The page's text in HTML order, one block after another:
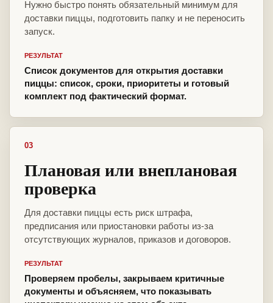
Нужно быстро понять обязательный минимум для
доставки пиццы, подготовить папку и не переносить
запуск.
РЕЗУЛЬТАТ
Список документов для открытия доставки
пиццы: список, сроки, приоритеты и готовый
комплект под фактический формат.
03
Плановая или внеплановая
проверка
Для доставки пиццы есть риск штрафа,
предписания или приостановки работы из-за
отсутствующих журналов, приказов и договоров.
РЕЗУЛЬТАТ
Проверяем пробелы, закрываем критичные
документы и объясняем, что показывать